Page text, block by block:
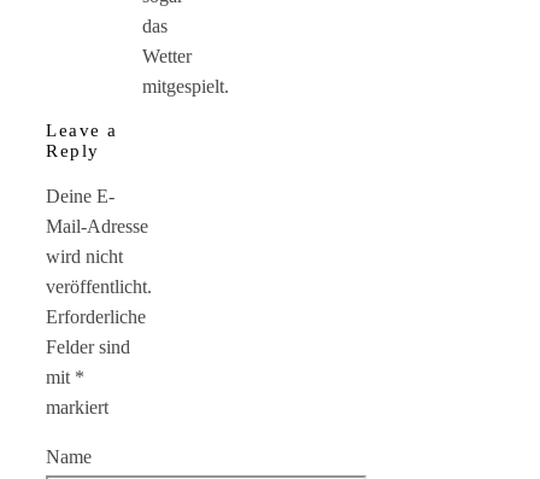
das
Wetter
mitgespielt.
Leave a
Reply
Deine E-
Mail-Adresse
wird nicht
veröffentlicht.
Erforderliche
Felder sind
mit *
markiert
Name